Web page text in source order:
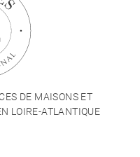
DE MAISONS ET
LOIRE-ATLANTIQUE